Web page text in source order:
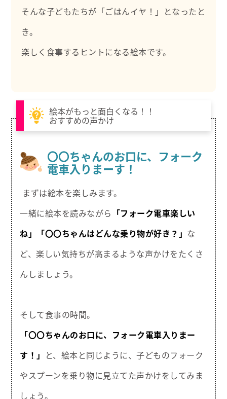
そんな子どもたちが「ごはんイヤ！」となったと
き。
楽しく食事するヒントになる絵本です。
絵本がもっと面白くなる！！
おすすめの声かけ
〇〇ちゃんのお口に、フォーク
電車入りまーす！
まずは絵本を楽しみます。
一緒に絵本を読みながら 「フォーク電車楽しい
ね」
「〇〇ちゃんはどんな乗り物が好き？」 な
ど、楽しい気持ちが高まるような声かけをたくさ
んしましょう。
そして食事の時間。
「〇〇ちゃんのお口に、フォーク電車入りまー
す！」 と、絵本と同じように、子どものフォーク
やスプーンを乗り物に見立てた声かけをしてみま
しょう。